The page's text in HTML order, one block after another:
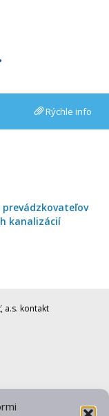
Rýchle info
prevádzkovateľov
kanalizácií
a.s. kontakt